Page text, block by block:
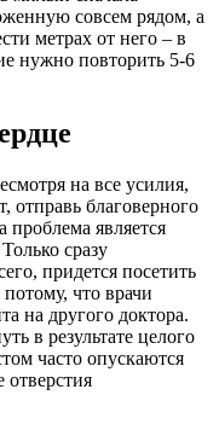
совсем рядом, а
метрах от него – в
нужно повторить 5-6
на все усилия,
отправь благоверного
является
сразу
придется посетить
что врачи
на другого доктора.
в результате целого
часто опускаются